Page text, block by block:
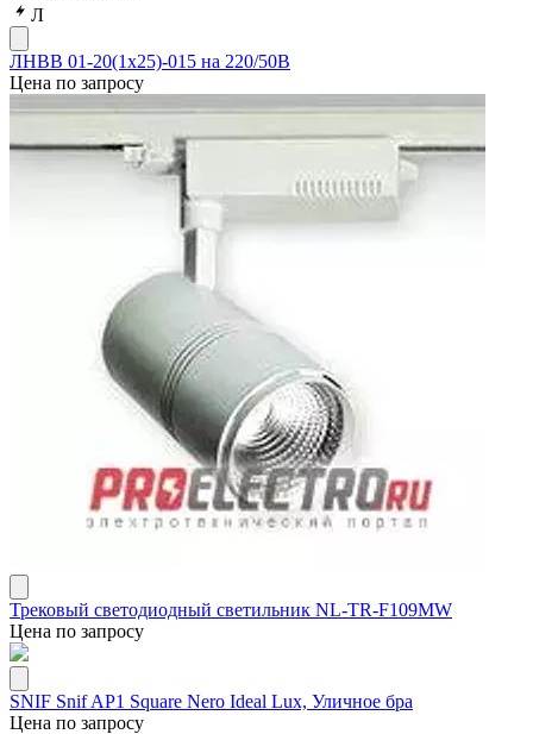
Л
ЛНВВ 01-20(1х25)-015 на 220/50В
Цена по запросу
Трековый светодиодный светильник NL-TR-F109MW
Цена по запросу
SNIF Snif AP1 Square Nero Ideal Lux, Уличное бра
Цена по запросу